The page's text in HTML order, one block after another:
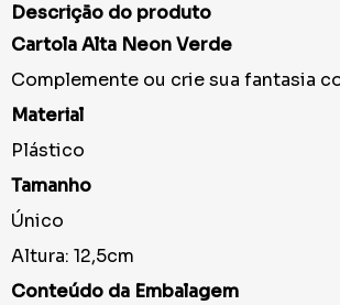
Descrição do produto
Cartola Alta Neon Verde
Complemente ou crie sua fantasia
Material
Plástico
Tamanho
Único
Altura: 12,5cm
Conteúdo da Embalagem